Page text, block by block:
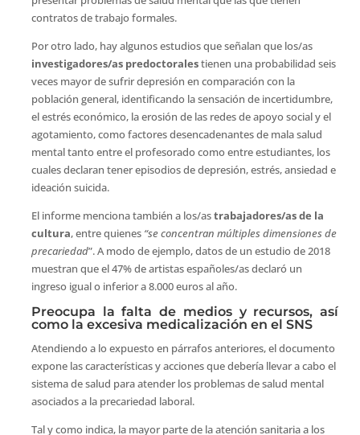
contratos de trabajo formales.
Por otro lado, hay algunos estudios que señalan que los/as
investigadores/as predoctoralestienen una probabilidad seis
veces mayor de sufrir depresión en comparación con la
población general, identificando la sensación de incertidumbre,
el estrés económico, la erosión de las redes de apoyo social y el
agotamiento, como factores desencadenantes de mala salud
mental tanto entre el profesorado como entre estudiantes, los
cuales declaran tener episodios de depresión, estrés, ansiedad e
ideación suicida.
El informe menciona también a los/astrabajadores/as de la
cultura, entre quienes “se concentran múltiples dimensiones de
precariedad”. A modo de ejemplo, datos de un estudio de 2018
muestran que el 47% de artistas españoles/as declaró un
ingreso igual o inferior a 8.000 euros al año.
Preocupa la falta de medios y recursos, así
como la excesiva medicalización en el SNS
Atendiendo a lo expuesto en párrafos anteriores, el documento
expone las características y acciones que debería llevar a cabo el
sistema de salud para atender los problemas de salud mental
asociados a la precariedad laboral.
Tal y como indica, la mayor parte de la atención sanitaria a los